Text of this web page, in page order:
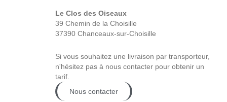
Le Clos des Oiseaux
39 Chemin de la Choisille
37390 Chanceaux-sur-Choisille
Si vous souhaitez une livraison par transporteur,
n'hésitez pas à nous contacter pour obtenir un
tarif.
Nous contacter